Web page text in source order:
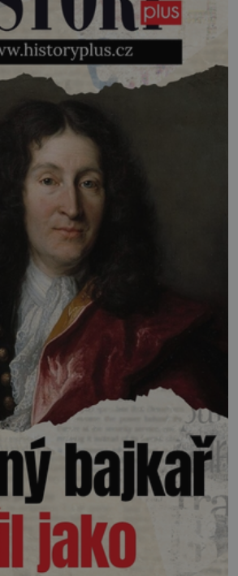
infekcí, hmyzem a vysycháním. Dá se
říct, že je to přírodní […]